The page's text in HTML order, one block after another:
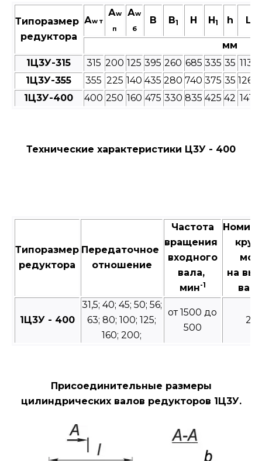
Типоразмер
редуктора
Аw т
Аw
п
Аw
б
В B1 Н H1 h L
мм
1Ц3У-315
315 200 125 395 260 685 335 35 1135
1Ц3У-355
355 225 140 435 280 740 375 35 1260
1Ц3У-400
400 250 160 475 330 835 425 42 1415
Технические характеристики Ц3У - 400
Типоразмер
редуктора
Передаточное
отношение
Частота
вращения
входного
вала,
мин-1
на
1Ц3У - 400
31,5; 40; 45; 50; 56;
63; 80; 100; 125;
160; 200;
от 1500 до
500
Присоединительные размеры
цилиндрических валов редукторов 1Ц3У.